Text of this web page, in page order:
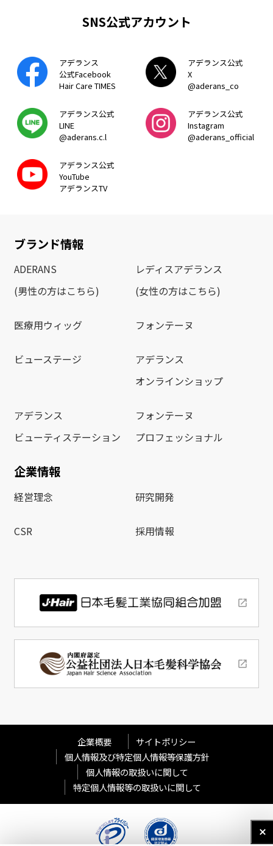
SNS公式アカウント
アデランス
公式Facebook
Hair Care TIMES
アデランス公式
X
@aderans_co
アデランス公式
LINE
@aderans.c.l
アデランス公式
Instagram
@aderans_official
アデランス公式
YouTube
アデランスTV
ブランド情報
ADERANS
(男性の方はこちら)
レディスアデランス
(女性の方はこちら)
医療用ウィッグ フォンテーヌ
ビューステージ
アデランス
オンラインショップ
アデランス
ビューティステーション
フォンテーヌ
プロフェッショナル
企業情報
経営理念 研究開発
CSR 採用情報
企業概要
サイトポリシー
個人情報及び特定個人情報等保護方針
個人情報の取扱いに関して
特定個人情報等の取扱いに関して